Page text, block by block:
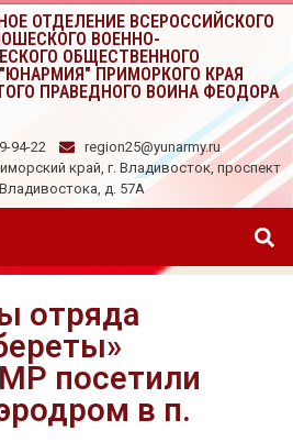
ОТДЕЛЕНИЕ ВСЕРОССИЙСКОГО
ВОЕННО-
ОБЩЕСТВЕННОГО
ПРИМОРКОГО КРАЯ
ПРАВЕДНОГО ВОИНА ФЕОДОРА
94-22
region25@yunarmy.ru
край, г. Владивосток, проспект
д. 57А
отряда
посетили
в п.